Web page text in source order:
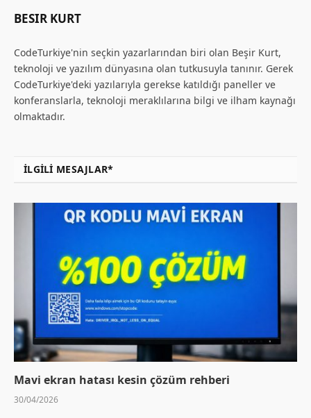
BESIR KURT
CodeTurkiye'nin seçkin yazarlarından biri olan Beşir Kurt,
teknoloji ve yazılım dünyasına olan tutkusuyla tanınır. Gerek
CodeTurkiye'deki yazılarıyla gerekse katıldığı paneller ve
konferanslarla, teknoloji meraklılarına bilgi ve ilham kaynağı
olmaktadır.
İLGILI MESAJLAR*
Mavi ekran hatası kesin çözüm rehberi
30/04/2026